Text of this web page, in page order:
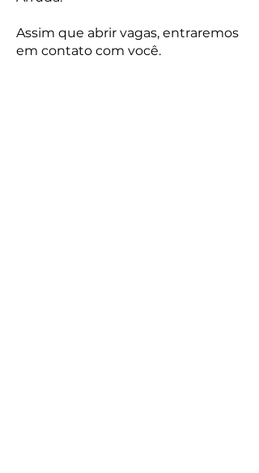
Assim que abrir vagas, entraremos
em contato com você.